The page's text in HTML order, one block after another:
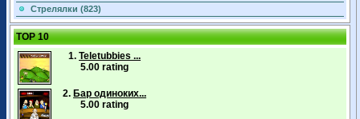
Стрелялки (823)
TOP 10
1. Teletubbies ...
5.00 rating
2. Бар одиноких...
5.00 rating